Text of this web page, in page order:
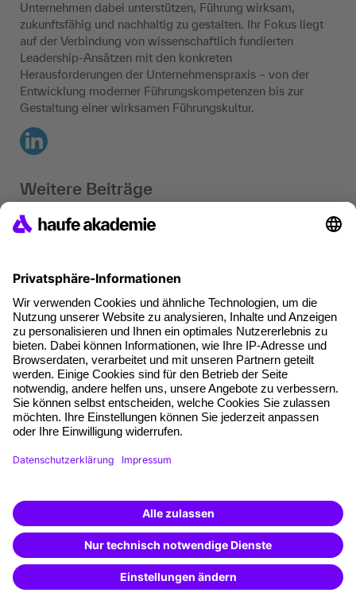
Unternehmen dabei unterstützen, Führung wirksam,
zukunftsfähig und nachhaltig zu gestalten. Ihr Fokus liegt
auf der Verbindung von wissenschaftlich fundierten
Leadership-Ansätzen mit den konkreten
Herausforderungen der Unternehmenspraxis – von der
Entwicklung moderner Führungskompetenzen bis zur
Gestaltung einer wirksamen Führungskultur.
LinkedIn
Weitere Beiträge
26. Juni 2026
Warum Human Skills im KI-